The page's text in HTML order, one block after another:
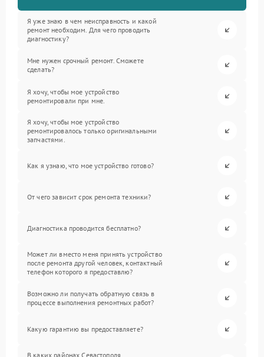
Я уже знаю в чем неисправность и какой
ремонт необходим. Для чего проводить
диагностику?
Мне нужен срочный ремонт. Сможете
сделать?
Я хочу, чтобы мое устройство
ремонтировали при мне.
Я хочу, чтобы мое устройство
ремонтировалось только оригинальными
запчастями.
Как я узнаю, что мое устройство готово?
От чего зависит срок ремонта техники?
Диагностика проводится бесплатно?
Может ли вместо меня принять устройство
после ремонта другой человек, контактный
телефон которого я предоставлю?
Возможно ли получать обратную связь в
процессе выполнения ремонтных работ?
Какую гарантию вы предоставляете?
В каких районах Севастополя